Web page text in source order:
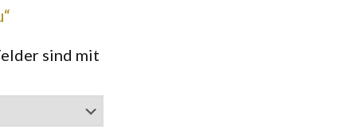
sind mit